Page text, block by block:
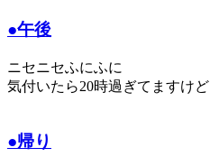
●午後
ニセニセふにふに
気付いたら20時過ぎてますけど
●帰り